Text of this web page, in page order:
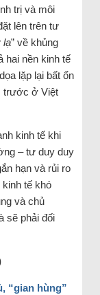
trị và môi
lên trên tư
lạ” về khủng
hai nền kinh tế
lặp lại bất ổn
trước ở Việt
kinh tế khi
– tư duy duy
hạn và rủi ro
tế khó
và chủ
sẽ phải đối
“gian hùng”